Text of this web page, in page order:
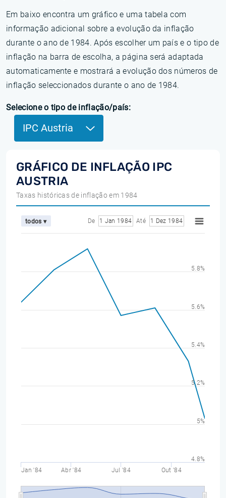
Em baixo encontra um gráfico e uma tabela com
informação adicional sobre a evolução da inflação
durante o ano de 1984. Após escolher um país e o tipo de
inflação na barra de escolha, a página será adaptada
automaticamente e mostrará a evolução dos números de
inflação seleccionados durante o ano de 1984.
Selecione o tipo de inflação/país:
IPC Austria
GRÁFICO DE INFLAÇÃO IPC
AUSTRIA
Taxas históricas de inflação em 1984
todos ▾ De 1 Jan 1984 Até 1 Dez 1984
Jan '84 Abr '84 Jul '84 Out '84
5%
5.2%
5.4%
5.6%
5.8%
4.8%